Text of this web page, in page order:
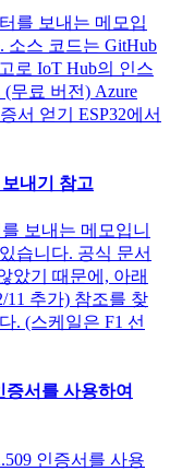
를 보내는 메모입
소스 코드는 GitHub
로 IoT Hub의 인스
무료 버전) Azure
서 얻기 ESP32에서
내기 참고
보내는 메모입니
습니다. 공식 문서
았기 때문에, 아래
11 추가) 참조를 찾
. (스케일은 F1 선
증서를 사용하여
인증서를 사용